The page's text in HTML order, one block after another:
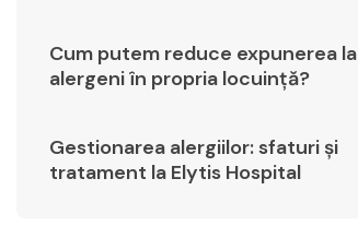
Cum putem reduce expunerea la
alergeni în propria locuință?
Gestionarea alergiilor: sfaturi și
tratament la Elytis Hospital